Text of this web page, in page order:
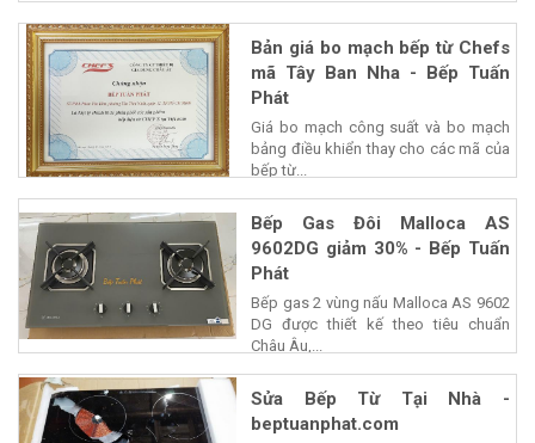
Bản giá bo mạch bếp từ Chefs
mã Tây Ban Nha - Bếp Tuấn
Phát
Giá bo mạch công suất và bo mạch
bảng điều khiển thay cho các mã của
bếp từ...
Bếp Gas Đôi Malloca AS
9602DG giảm 30% - Bếp Tuấn
Phát
Bếp gas 2 vùng nấu Malloca AS 9602
DG được thiết kế theo tiêu chuẩn
Châu Âu,...
Sửa Bếp Từ Tại Nhà -
beptuanphat.com